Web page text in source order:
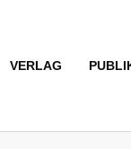
VERLAG